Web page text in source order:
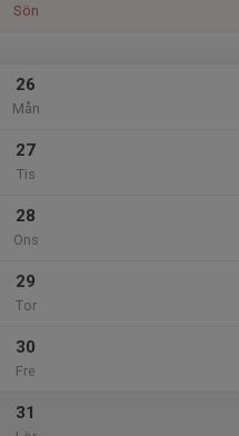
Sön
26
Mån
27
Tis
28
Ons
29
Tor
30
Fre
31